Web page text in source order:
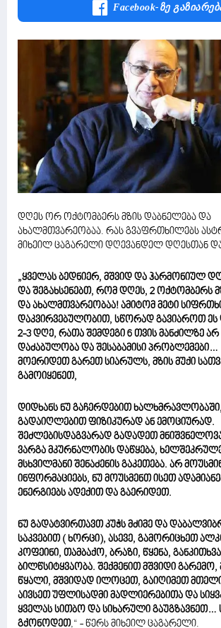
Facebook-Ზე
დღეს ორ ოქტომბერს მზის დაბნელება და
ახალმთვარეობაა. რას გვაფრთხილებს
მიხეილ ცაგარელი დღევანდელ დღესთან
„ყველას ბედნიერ, მშვიდ და ჰარმონიულ
და შეგახსენებთ, რომ დღეს, 2 ოქტომბერს
და ახალმთვარეობაა! ამიტომ მეტი
დაკვირვებულობით, სწორად გავიაროთ ეს
2-3 დღე, რათა შემდეგი 6 თვის მანძილზე
დაძაბულობა და შესაბამისი პრობლემები…
მოერიდეთ გარეთ სიარულს, მზის მუქი
გამოიყენეთ,
დიდხანს ნუ გაჩერდებით
გადაიღლებით ფიზიკურად ან ემოციურად.
შეძლებისდაგვარად გადადეთ
ვარგა მკურნალობის დაწყება,
მსხვილმანი შენაძენის გაკეთება. არ
ინფორმაციებს, ნუ მოუსმენთ ისეთ
ენერგიებს ადექით და გაერიდეთ.
ნუ გადატვირთავთ კუჭს მძიმე და
საკვებით ( ხორცი), ასევე, გამორიცხეთ
კოფეინი, თამბაქო, ბრაზი, წყენა,
ბილწსიტყვაობა. შექმენით მშვიდი
წყალი, მშვიდად ილოცეთ, გაიღიმეთ
აივსეთ უფლისადმი მადლიერებითა და
ყველას სითბო და სიხარული გაუგზავნეთ…
გქონოდეთ,“ - წერს მიხეილ ცაგარელი.